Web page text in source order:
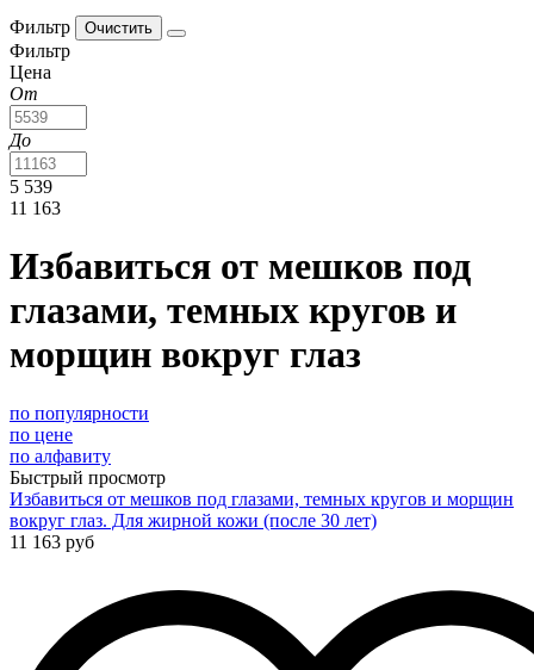
Фильтр
Фильтр
Цена
От
До
5 539
11 163
Избавиться от мешков под
глазами, темных кругов и
морщин вокруг глаз
по популярности
по цене
по алфавиту
Быстрый просмотр
Избавиться от мешков под глазами, темных кругов и морщин
вокруг глаз. Для жирной кожи (после 30 лет)
11 163 руб